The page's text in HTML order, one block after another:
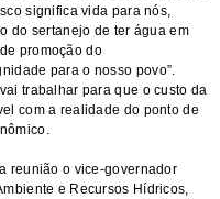
significa vida para nós,
do sertanejo de ter água em
promoção do
para o nosso povo”.
trabalhar para que o custo da
com a realidade do ponto de
reunião o vice-governador
e Recursos Hídricos,